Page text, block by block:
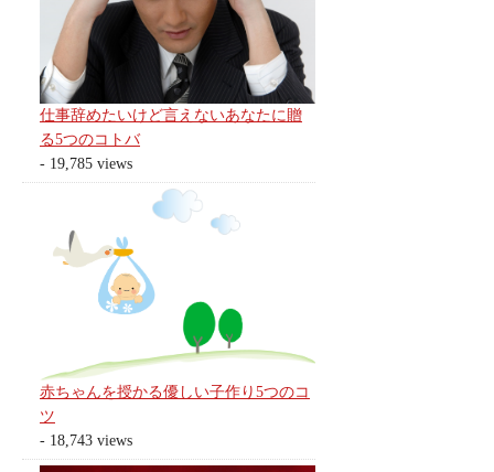
仕事辞めたいけど言えないあなたに贈
る5つのコトバ
- 19,785 views
赤ちゃんを授かる優しい子作り5つのコ
ツ
- 18,743 views